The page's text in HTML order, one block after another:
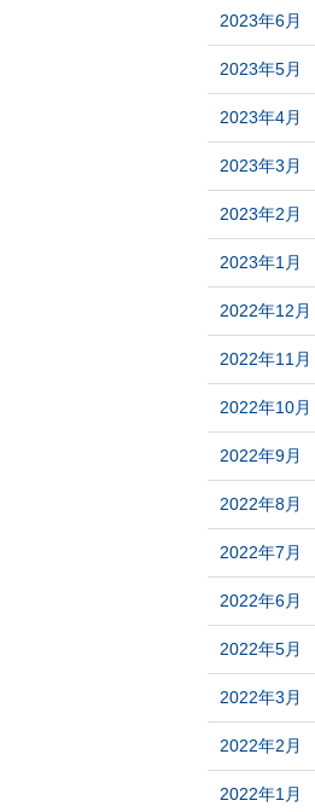
2023年6月
2023年5月
2023年4月
2023年3月
2023年2月
2023年1月
2022年12月
2022年11月
2022年10月
2022年9月
2022年8月
2022年7月
2022年6月
2022年5月
2022年3月
2022年2月
2022年1月